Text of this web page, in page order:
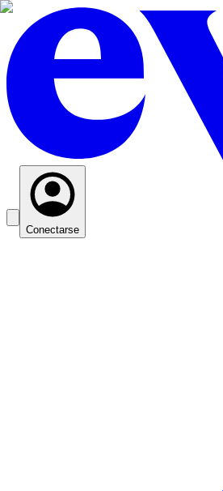
Conectarse